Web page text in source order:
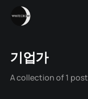
기업가
A collection of 1 post